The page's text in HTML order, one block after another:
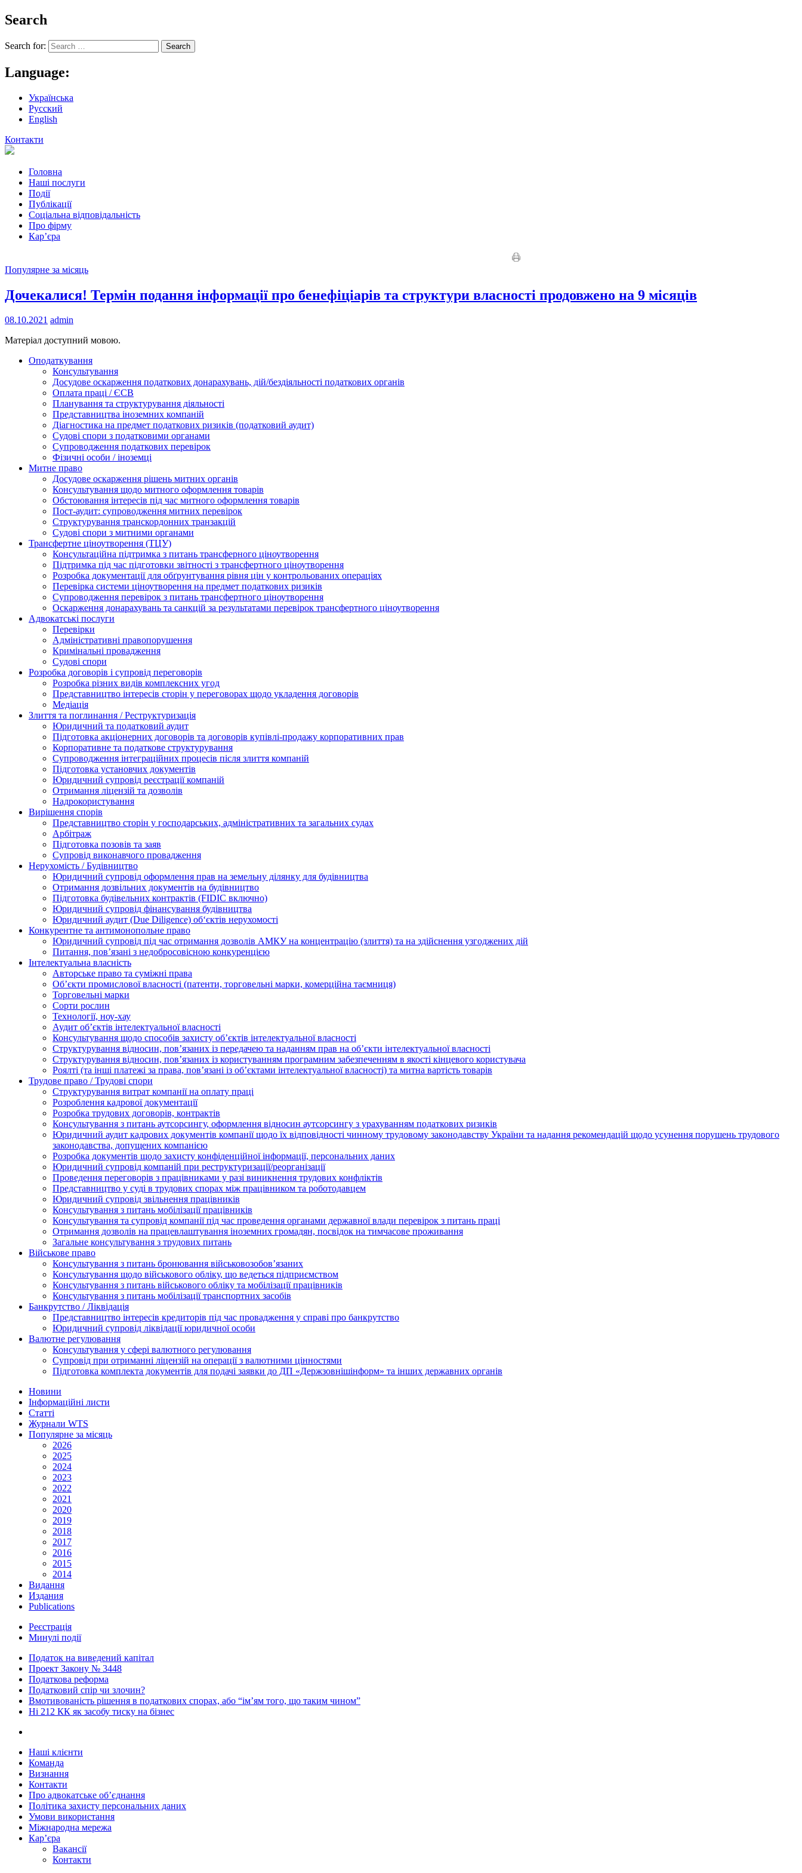
Search
Search for:
Language:
Українська
Русский
English
Контакти
Головна
Наші послуги
Події
Публікації
Соціальна відповідальність
Про фiрму
Кар’єра
Популярне за місяць
Дочекалися! Термін подання інформації про бенефіціарів та структури власності продовжено на 9 місяців
08.10.2021 admin
Матеріал доступний мовою.
Оподаткування
Консультування
Досудове оскарження податкових донарахувань, дій/бездіяльності податкових органів
Оплата праці / ЄСВ
Планування та структурування діяльності
Представництва іноземних компаній
Діагностика на предмет податкових ризиків (податковий аудит)
Судові спори з податковими органами
Супроводження податкових перевірок
Фізичні особи / іноземці
Митне право
Досудове оскарження рішень митних органів
Консультування щодо митного оформлення товарів
Обстоювання інтересів під час митного оформлення товарів
Пост-аудит: супроводження митних перевірок
Структурування транскордонних транзакцій
Судові спори з митними органами
Трансфертне ціноутворення (ТЦУ)
Консультаційна підтримка з питань трансферного ціноутворення
Підтримка під час підготовки звітності з трансфертного ціноутворення
Розробка документації для обґрунтування рівня цін у контрольованих операціях
Перевірка системи ціноутворення на предмет податкових ризиків
Супроводження перевірок з питань трансфертного ціноутворення
Оскарження донарахувань та санкцій за результатами перевірок трансфертного ціноутворення
Адвокатські послуги
Перевірки
Адміністративні правопорушення
Кримінальні провадження
Судові спори
Розробка договорів і супровід переговорів
Розробка різних видів комплексних угод
Представництво інтересів сторін у переговорах щодо укладення договорів
Медіація
Злиття та поглинання / Реструктуризація
Юридичний та податковий аудит
Підготовка акціонерних договорів та договорів купівлі-продажу корпоративних прав
Корпоративне та податкове структурування
Супроводження інтеграційних процесів після злиття компаній
Підготовка установчих документів
Юридичний супровід реєстрації компаній
Отримання ліцензій та дозволів
Надрокористування
Вирішення спорів
Представництво сторін у господарських, адміністративних та загальних судах
Арбітраж
Підготовка позовів та заяв
Супровід виконавчого провадження
Нерухомість / Будівництво
Юридичний супровід оформлення прав на земельну ділянку для будівництва
Отримання дозвільних документів на будівництво
Підготовка будівельних контрактів (FIDIC включно)
Юридичний супровід фінансування будівництва
Юридичний аудит (Due Diligence) об‘єктів нерухомості
Конкурентне та антимонопольне право
Юридичний супровід під час отримання дозволів АМКУ на концентрацію (злиття) та на здійснення узгоджених дій
Питання, пов’язані з недобросовісною конкуренцією
Інтелектуальна власність
Авторське право та суміжні права
Oб’єкти промислової власності (патенти, торговельні марки, комерційна таємниця)
Торговельні марки
Сорти рослин
Технології, ноу-хау
Аудит об’єктів інтелектуальної власності
Консультування щодо способів захисту об’єктів інтелектуальної власності
Структурування відносин, пов’язаних із передачею та наданням прав на об’єкти інтелектуальної власності
Структурування відносин, пов’язаних із користуванням програмним забезпеченням в якості кінцевого користувача
Роялті (та інші платежі за права, пов’язані із об’єктами інтелектуальної власності) та митна вартість товарів
Трудове право / Трудові спори
Cтруктурування витрат компанії на оплату праці
Розроблення кадрової документації
Розробка трудових договорів, контрактів
Консультування з питань аутсорсингу, оформлення відносин аутсорсингу з урахуванням податкових ризиків
Юридичний аудит кадрових документів компанії щодо їх відповідності чинному трудовому законодавству України та надання рекомендацій щодо усунення порушень трудового
законодавства, допущених компанією
Розробка документів щодо захисту конфіденційної інформації, персональних даних
Юридичний супровід компаній при реструктуризації/реорганізації
Проведення переговорів з працівниками у разі виникнення трудових конфліктів
Представництво у суді в трудових спорах між працівником та роботодавцем
Юридичний супровід звільнення працівників
Консультування з питань мобілізації працівників
Консультування та супровід компанії під час проведення органами державної влади перевірок з питань праці
Отримання дозволів на працевлаштування іноземних громадян, посвідок на тимчасове проживання
Загальне консультування з трудових питань
Військове право
Консультування з питань бронювання військовозобов’язаних
Консультування щодо військового обліку, що ведеться підприємством
Консультування з питань військового обліку та мобілізації працівників
Консультування з питань мобілізації транспортних засобів
Банкрутство / Ліквідація
Представництво інтересів кредиторів під час провадження у справі про банкрутство
Юридичний супровід ліквідації юридичної особи
Валютне регулювання
Консультування у сфері валютного регулювання
Супровід при отриманні ліцензій на операції з валютними цінностями
Підготовка комплекта документів для подачі заявки до ДП «Держзовнішінформ» та інших державних органів
Новини
Інформаційні листи
Статті
Журнали WTS
Популярне за місяць
2026
2025
2024
2023
2022
2021
2020
2019
2018
2017
2016
2015
2014
Видання
Издания
Publications
Реєстрація
Минулі події
Податок на виведений капітал
Проект Закону № 3448
Податкова реформа
Податковий спір чи злочин?
Вмотивованість рішення в податкових спорах, або “ім’ям того, що таким чином”
Ні 212 КК як засобу тиску на бізнес
Наші клієнти
Команда
Визнання
Контакти
Про адвокатське об’єднання
Політика захисту персональних даних
Умови використання
Міжнародна мережа
Кар’єра
Вакансії
Контакти